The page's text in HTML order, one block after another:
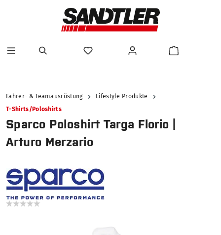
Fahrer- & Teamausrüstung
Lifestyle Produkte
T-Shirts/Poloshirts
Sparco Poloshirt Targa Florio |
Arturo Merzario